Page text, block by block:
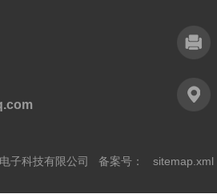
子科技有限公司 备案号： sitemap.xml